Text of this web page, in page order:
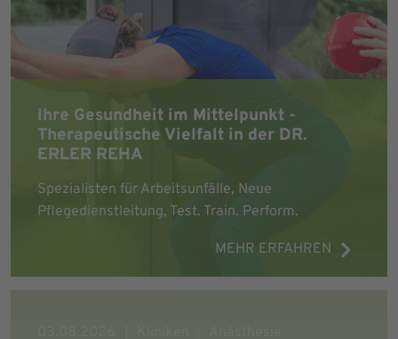
Ihre Gesundheit im Mittelpunkt -
Therapeutische Vielfalt in der DR.
ERLER REHA
Spezialisten für Arbeitsunfälle, Neue
Pflegedienstleitung, Test. Train. Perform.
MEHR ERFAHREN